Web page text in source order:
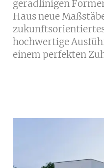
geradlinigen
Haus neue
hochwertige
einem perfekten